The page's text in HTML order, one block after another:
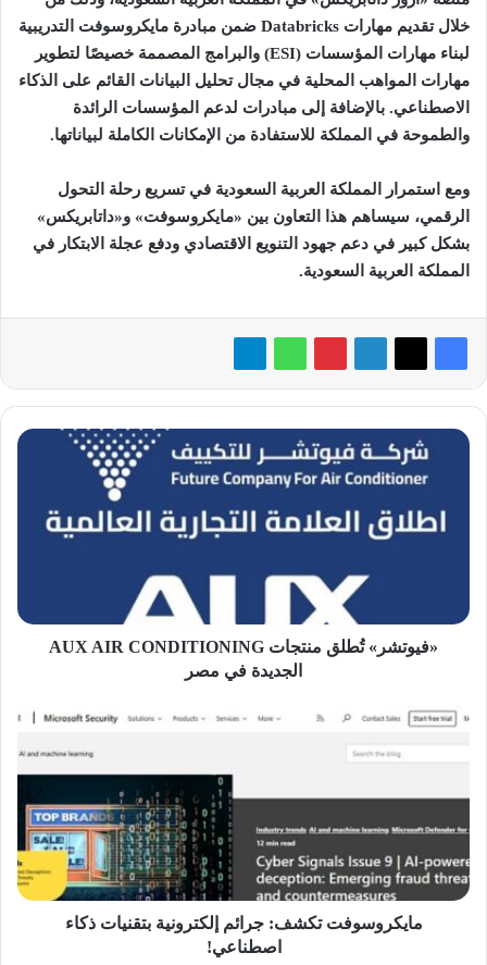
خلال تقديم مهارات Databricks ضمن مبادرة مايكروسوفت التدريبية
لبناء مهارات المؤسسات (ESI) والبرامج المصممة خصيصًا لتطوير
مهارات المواهب المحلية في مجال تحليل
البيانات القائم على الذكاء
الاصطناعي. بالإضافة إلى مبادرات لدعم المؤسسات الرائدة
والطموحة في المملكة للاستفادة من الإمكانات الكاملة لبياناتها.
ومع استمرار المملكة العربية السعودية في تسريع رحلة التحول
الرقمي، سيساهم هذا التعاون بين «مايكروسوفت» و«داتابريكس»
بشكل كبير في دعم جهود التنويع الاقتصادي ودفع عجلة الابتكار في
المملكة العربية السعودية.
«فيوتشر»
AUX
مصر
«فيوتشر» تُطلق منتجات AUX AIR CONDITIONING
الجديدة في مصر
مايكروسوفت
ذكاء
اصطناعي!
مايكروسوفت تكشف: جرائم إلكترونية بتقنيات ذكاء
اصطناعي!